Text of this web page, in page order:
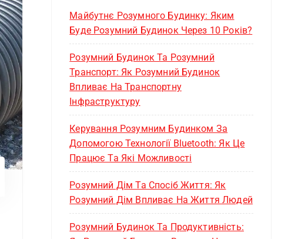
Майбутнє Розумного Будинку: Яким
Буде Розумний Будинок Через 10 Років?
Розумний Будинок Та Розумний
Транспорт: Як Розумний Будинок
Впливає На Транспортну
Інфраструктуру
Керування Розумним Будинком За
Допомогою Технології Bluetooth: Як Це
Працює Та Які Можливості
Розумний Дім Та Спосіб Життя: Як
Розумний Дім Впливає На Життя Людей
Розумний Будинок Та Продуктивність: